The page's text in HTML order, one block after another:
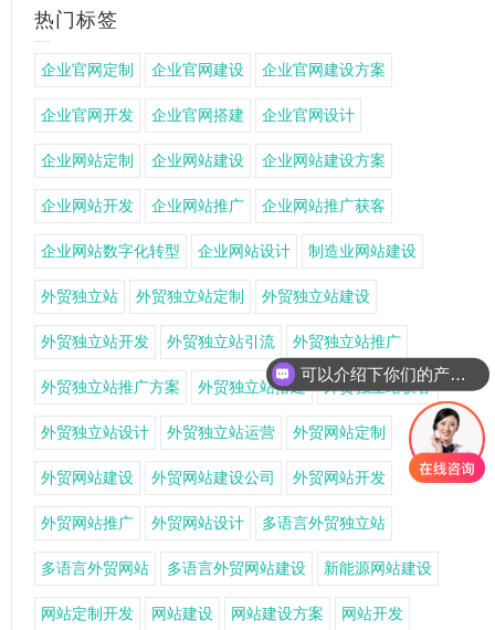
热门标签
企业官网定制 企业官网建设 企业官网建设方案
企业官网开发 企业官网搭建 企业官网设计
企业网站定制 企业网站建设 企业网站建设方案
企业网站开发 企业网站推广 企业网站推广获客
企业网站数字化转型 企业网站设计 制造业网站建设
外贸独立站 外贸独立站定制 外贸独立站建设
外贸独立站开发 外贸独立站引流 外贸独立站推广
外贸独立站推广方案 外贸独立站搭建 外贸独立站获客
外贸独立站设计 外贸独立站运营 外贸网站定制
外贸网站建设 外贸网站建设公司 外贸网站开发
外贸网站推广 外贸网站设计 多语言外贸独立站
多语言外贸网站 多语言外贸网站建设 新能源网站建设
网站定制开发 网站建设 网站建设方案 网站开发
可以介绍下你们的产品么